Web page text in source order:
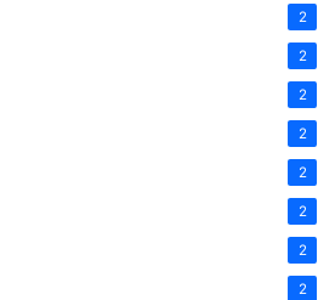
2
2
2
2
2
2
2
2